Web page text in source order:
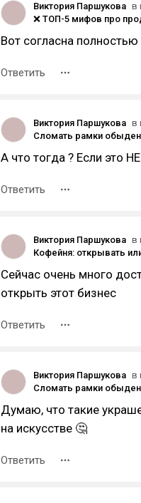
Виктория Паршукова в
Вот согласна полностью
Ответить
Виктория Паршукова в
А что тогда ? Если это
Ответить
Виктория Паршукова в
Сейчас очень много
открыть этот бизнес
Ответить
Виктория Паршукова в
Думаю, что такие
на искусстве 🤔
Ответить